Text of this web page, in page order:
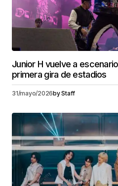
Junior H vuelve a
primera gira de estadios
31/mayo/2026byStaff